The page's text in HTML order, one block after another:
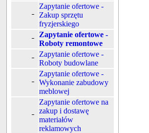
Zapytanie ofertowe -
Zakup sprzętu
fryzjerskiego
Zapytanie ofertowe -
Roboty remontowe
Zapytanie ofertowe -
Roboty budowlane
Zapytanie ofertowe -
Wykonanie zabudowy
meblowej
Zapytanie ofertowe na
zakup i dostawę
materiałów
reklamowych